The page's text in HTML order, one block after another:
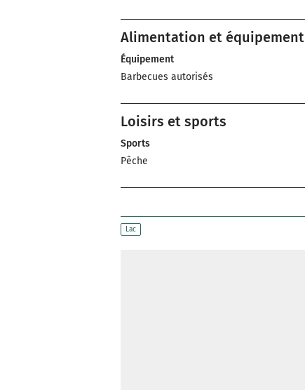
Alimentation et équipement
Équipement
Barbecues autorisés
Loisirs et sports
Sports
Pêche
Lac